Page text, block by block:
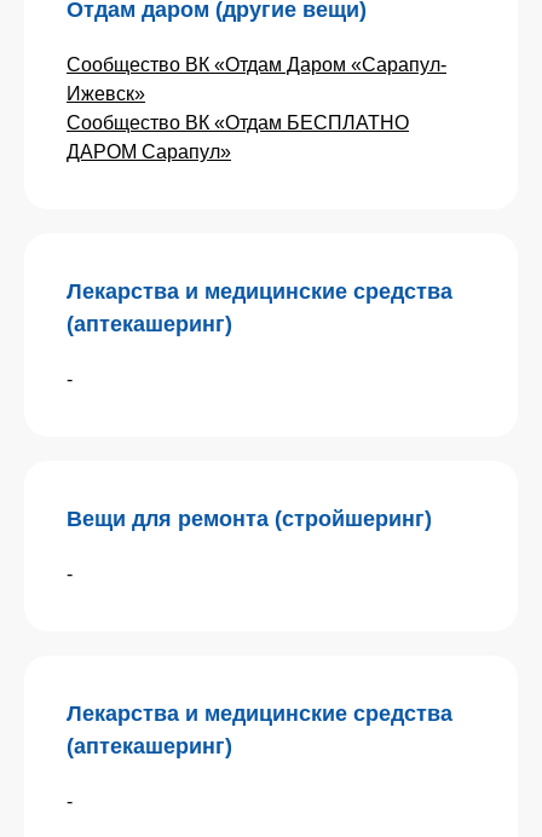
Отдам даром (другие вещи)
Сообщество ВК «Отдам Даром «Сарапул-
Ижевск»
Сообщество ВК «Отдам БЕСПЛАТНО
ДАРОМ Сарапул»
Лекарства и медицинские средства
(аптекашеринг)
-
Вещи для ремонта (стройшеринг)
-
Лекарства и медицинские средства
(аптекашеринг)
-